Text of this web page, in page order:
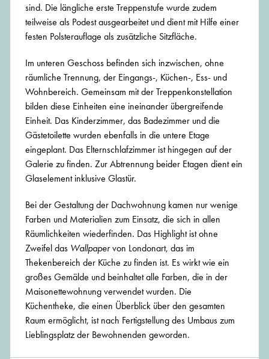
sind. Die längliche erste Treppenstufe wurde zudem
teilweise als Podest ausgearbeitet und dient mit Hilfe einer
festen Polsterauflage als zusätzliche Sitzfläche.
Im unteren Geschoss befinden sich inzwischen, ohne
räumliche Trennung, der Eingangs-, Küchen-, Ess- und
Wohnbereich. Gemeinsam mit der Treppenkonstellation
bilden diese Einheiten eine ineinander übergreifende
Einheit. Das Kinderzimmer, das Badezimmer und die
Gästetoilette wurden ebenfalls in die untere Etage
eingeplant. Das Elternschlafzimmer ist hingegen auf der
Galerie zu finden. Zur Abtrennung beider Etagen dient ein
Glaselement inklusive Glastür.
Bei der Gestaltung der Dachwohnung kamen nur wenige
Farben und Materialien zum Einsatz, die sich in allen
Räumlichkeiten wiederfinden. Das Highlight ist ohne
Zweifel das Wallpapervon Londonart, das im
Thekenbereich der Küche zu finden ist. Es wirkt wie ein
großes Gemälde und beinhaltet alle Farben, die in der
Maisonettewohnung verwendet wurden. Die
Küchentheke, die einen Überblick über den gesamten
Raum ermöglicht, ist nach Fertigstellung des Umbaus zum
Lieblingsplatz der Bewohnenden geworden.